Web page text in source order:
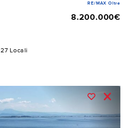
RE/MAX Oltre
8.200.000€
27 Locali